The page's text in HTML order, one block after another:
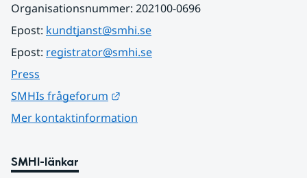
Organisationsnummer: 202100-0696
Epost: kundtjanst@smhi.se
Epost: registrator@smhi.se
Press
SMHIs frågeforum
Mer kontaktinformation
SMHI-länkar